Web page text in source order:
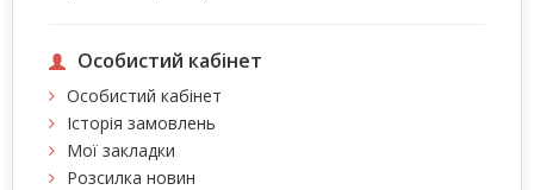
Особистий кабінет
Особистий кабінет
Історія замовлень
Мої закладки
Розсилка новин